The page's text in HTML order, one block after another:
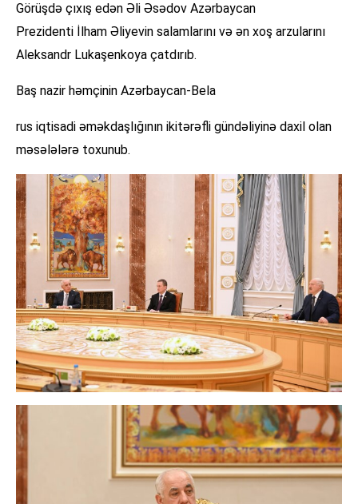
Görüşdə çıxış edən Əli Əsədov Azərbaycan
Prezidenti İlham Əliyevin salamlarını və ən xoş arzularını
Aleksandr Lukaşenkoya çatdırıb.
Baş nazir həmçinin Azərbaycan-Bela
rus iqtisadi əməkdaşlığının ikitərəfli gündəliyinə daxil olan
məsələlərə toxunub.